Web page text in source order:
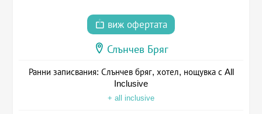
виж офертата
Слънчев Бряг
Ранни записвания: Слънчев бряг, хотел, нощувка с All
Inclusive
+ all inclusive